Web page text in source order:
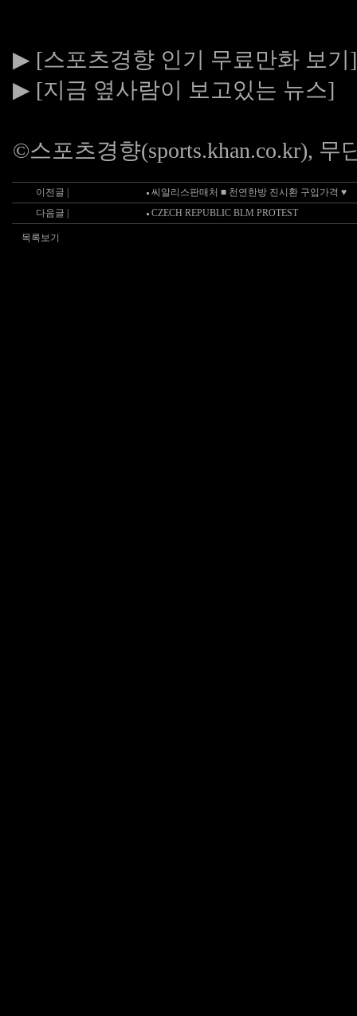
▶ [스포츠경향 인기 무료만화 보기]
▶ [지금 옆사람이 보고있는 뉴스]
©스포츠경향(sports.khan.co.kr), 무
이전글 |
씨알리스판매처 ■ 천연한방 진시환 구입가격 ♥
다음글 |
CZECH REPUBLIC BLM PROTEST
목록보기